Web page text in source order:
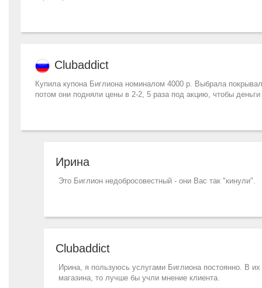
Clubaddict
Купила купона Биглиона номиналом 4000 р. Выбрала
потом они подняли цены в 2-2, 5 раза под акцию, чтобы
Ирина
Это Биглион недобросовестный - они Вас так "кинули".
Clubaddict
Ирина, я пользуюсь услугами Биглиона постоянно. В
магазина, то лучше бы учли мнение клиента.